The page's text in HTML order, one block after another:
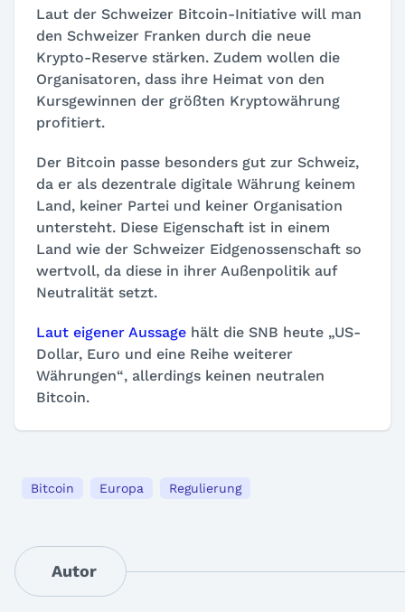
Laut der Schweizer Bitcoin-Initiative will man
den Schweizer Franken durch die neue
Krypto-Reserve stärken. Zudem wollen die
Organisatoren, dass ihre Heimat von den
Kursgewinnen der größten Kryptowährung
profitiert.
Der Bitcoin passe besonders gut zur Schweiz,
da er als dezentrale digitale Währung keinem
Land, keiner Partei und keiner Organisation
untersteht. Diese Eigenschaft ist in einem
Land wie der Schweizer Eidgenossenschaft so
wertvoll, da diese in ihrer Außenpolitik auf
Neutralität setzt.
Laut eigener Aussage hält die SNB heute „US-
Dollar, Euro und eine Reihe weiterer
Währungen“, allerdings keinen neutralen
Bitcoin.
Bitcoin Europa Regulierung
Autor